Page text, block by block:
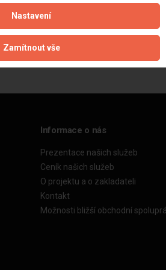
Informace o nás
Prezentace našich služeb
Ceník našich služeb
O projektu a o zakladateli
Kontakt
Možnosti bližší obchodní
Nastavení
Zamítnout vše